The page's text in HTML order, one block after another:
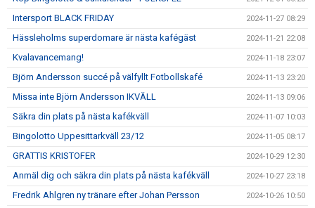
Intersport BLACK FRIDAY 2024-11-27 08:29
Hässleholms superdomare är nästa kafégäst 2024-11-21 22:08
Kvalavancemang! 2024-11-18 23:07
Björn Andersson succé på välfyllt Fotbollskafé 2024-11-13 23:20
Missa inte Björn Andersson IKVÄLL 2024-11-13 09:06
Säkra din plats på nästa kafékväll 2024-11-07 10:03
Bingolotto Uppesittarkväll 23/12 2024-11-05 08:17
GRATTIS KRISTOFER 2024-10-29 12:30
Anmäl dig och säkra din plats på nästa kafékväll 2024-10-27 23:18
Fredrik Ahlgren ny tränare efter Johan Persson 2024-10-26 10:50